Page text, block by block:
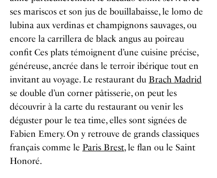
ses mariscos et son jus de bouillabaisse, le lomo de
lubina aux verdinas et champignons sauvages, ou
encore la carrillera de black angus au poireau
confit Ces plats témoignent d’une cuisine précise,
généreuse, ancrée dans le terroir ibérique tout en
invitant au voyage. Le restaurant du Brach Madrid
se double d’un corner pâtisserie, on peut les
découvrir à la carte du restaurant ou venir les
déguster pour le tea time, elles sont signées de
Fabien Emery. On y retrouve de grands classiques
français comme le Paris Brest, le flan ou le Saint
Honoré.